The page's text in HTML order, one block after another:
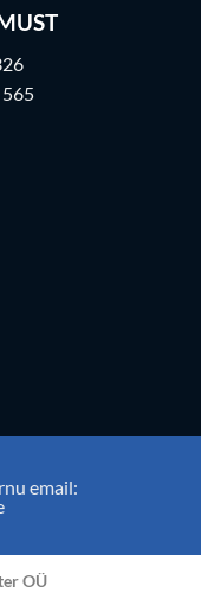
email:
OÜ